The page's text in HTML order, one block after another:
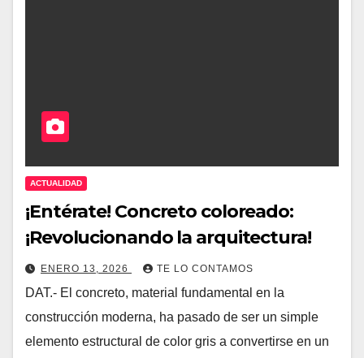
ACTUALIDAD
¡Entérate! Concreto coloreado:
¡Revolucionando la arquitectura!
ENERO 13, 2026 TE LO CONTAMOS
DAT.- El concreto, material fundamental en la
construcción moderna, ha pasado de ser un simple
elemento estructural de color gris a convertirse en un